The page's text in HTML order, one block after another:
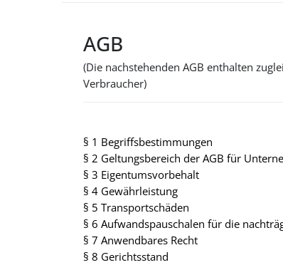
AGB
(Die nachstehenden AGB enthalten
Verbraucher)
§ 1 Begriffsbestimmungen
§ 2 Geltungsbereich der AGB für
§ 3 Eigentumsvorbehalt
§ 4 Gewährleistung
§ 5 Transportschäden
§ 6 Aufwandspauschalen für die
§ 7 Anwendbares Recht
§ 8 Gerichtsstand